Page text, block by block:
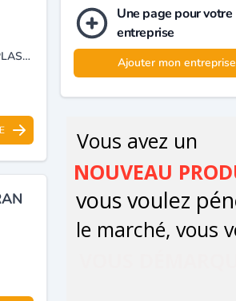
TRANSFORMATION DE PLASTIQUE, PRODUCTION D’EMBALLAGE EN PLASTIQUE FLEXIBLE ET IMPRESSION FLEXOGRAPHIE.
Une page pour votre
entreprise
Ajouter mon entreprise